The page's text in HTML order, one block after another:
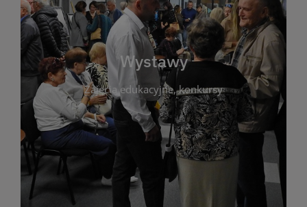
Wystawy
Zajęcia edukacyjne, konkursy
Wystawy
Biblioteka organizuje prezentujące zarówno
sztukę lokalnych twórców, jak i zbiory tematyczne.
W tej sekcji znajdziesz informacje o aktualnych
ekspozycjach oraz archiwum wystaw z
poprzednich lat. Prezentowane prace obejmują
malarstwo, fotografię, rękodzieło i inne formy
artystyczne. Każda wystawa to wyjątkowa okazja
do kontaktu z kulturą i sztuką w przestrzeni
biblioteki. Serdecznie zapraszamy wszystkich